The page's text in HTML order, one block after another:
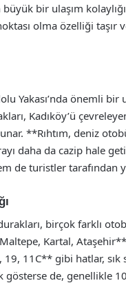
bir ulaşım kolaylığı
olma özelliği taşır
Yakası’nda önemli
Kadıköy’ü
**Rıhtım, deniz
daha da cazip hale
de turistler tarafından
durakları, birçok farklı
Maltepe, Kartal,
11C** gibi hatlar, sık
gösterse de, genellikle